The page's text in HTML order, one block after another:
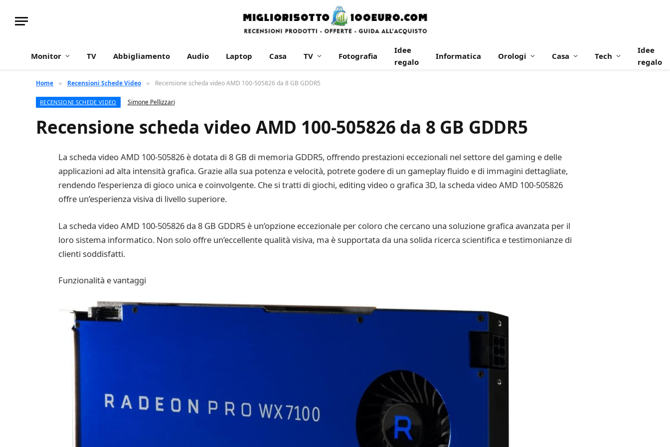
Monitor TV Abbigliamento Audio Laptop Casa TV Fotografia
Idee
regalo
Informatica Orologi Casa Tech
Idee
regalo
Home » Recensioni Schede Video » Recensione scheda video AMD 100-505826 da 8 GB GDDR5
RECENSIONI SCHEDE VIDEO Simone Pellizzari
Recensione scheda video AMD 100-505826 da 8 GB GDDR5
La scheda video AMD 100-505826 è dotata di 8 GB di memoria GDDR5, offrendo prestazioni eccezionali nel settore del gaming e delle
applicazioni ad alta intensità grafica. Grazie alla sua potenza e velocità, potrete godere di un gameplay fluido e di immagini dettagliate,
rendendo l’esperienza di gioco unica e coinvolgente. Che si tratti di giochi, editing video o grafica 3D, la scheda video AMD 100-505826
offre un’esperienza visiva di livello superiore.
La scheda video AMD 100-505826 da 8 GB GDDR5 è un’opzione eccezionale per coloro che cercano una soluzione grafica avanzata per il
loro sistema informatico. Non solo offre un’eccellente qualità visiva, ma è supportata da una solida ricerca scientifica e testimonianze di
clienti soddisfatti.
Funzionalità e vantaggi